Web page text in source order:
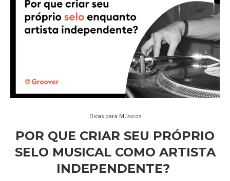
Dicas para Músicos
POR QUE CRIAR SEU PRÓPRIO
SELO MUSICAL COMO ARTISTA
INDEPENDENTE?